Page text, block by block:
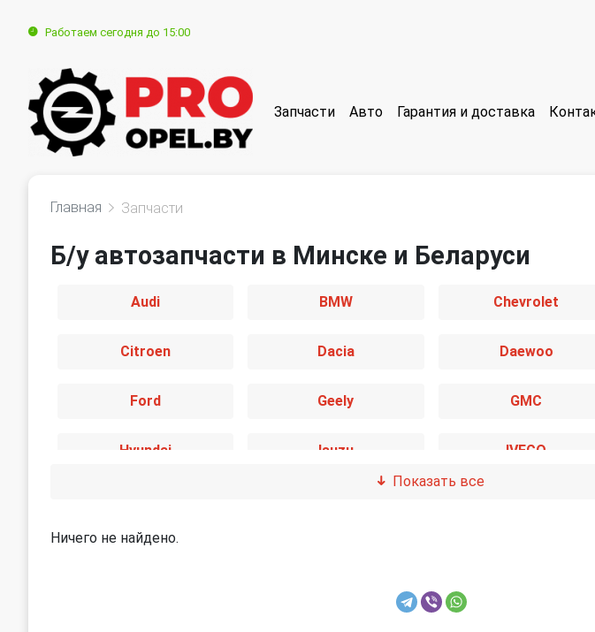
Работаем сегодня до 15:00
Запчасти Авто Гарантия и доставка
Главная Запчасти
Б/у автозапчасти в Минске и Беларуси
Audi BMW Chevrolet
Citroen Dacia Daewoo
Ford Geely GMC
Hyundai Isuzu IVECO
Mini
Показать все
Ничего не найдено.